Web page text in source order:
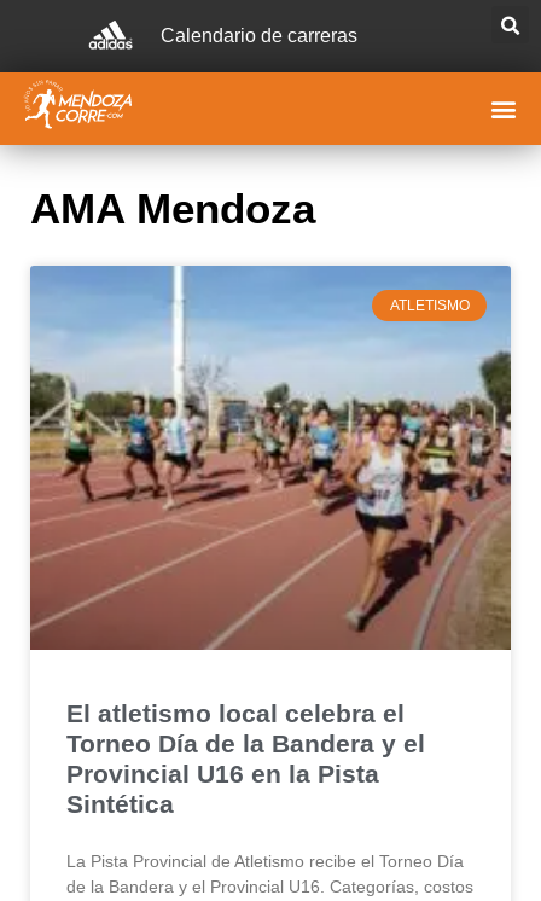
Calendario de carreras
AMA Mendoza
ATLETISMO
El atletismo local celebra el
Torneo Día de la Bandera y el
Provincial U16 en la Pista
Sintética
La Pista Provincial de Atletismo recibe el Torneo Día
de la Bandera y el Provincial U16. Categorías, costos